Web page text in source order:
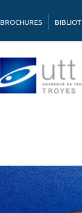
BROCHURES